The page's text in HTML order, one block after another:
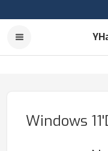
Windows